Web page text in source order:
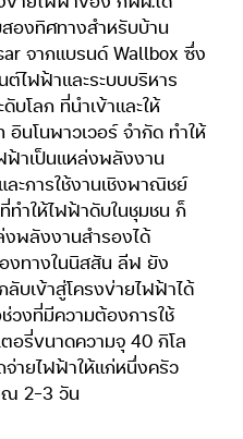
องทิศทางสำหรับบ้าน
จากแบรนด์ Wallbox ซึ่ง
ต์ไฟฟ้าและระบบบริหาร
โลก ที่นำเข้าและให้
นโนพาวเวอร์ จำกัด ทำให้
ฟ้าเป็นแหล่งพลังงาน
ละการใช้งานเชิงพาณิชย์
ำให้ไฟฟ้าดับในชุมชน ก็
พลังงานสำรองได้
งทางในนิสสัน ลีฟ ยัง
บเข้าสู่โครงข่ายไฟฟ้าได้
วงที่มีความต้องการใช้
อรี่ขนาดความจุ 40 กิโล
ายไฟฟ้าให้แก่หนึ่งครัว
ณ 2-3 วัน